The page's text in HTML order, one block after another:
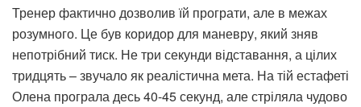
Тренер фактично дозволив їй програти, але в межах
розумного. Це був коридор для маневру, який зняв
непотрібний тиск. Не три секунди відставання, а цілих
тридцять – звучало як реалістична мета. На тій естафеті
Олена програла десь 40-45 секунд, але стріляла чудово